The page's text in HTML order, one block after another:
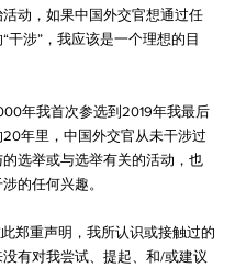
动，如果中国外交官想通过任
干涉”，我应该是一个理想的目
年我首次参选到2019年我最后
年里，中国外交官从未干涉过
选举或与选举有关的活动，也
的任何兴趣。
重声明，我所认识或接触过的
有对我尝试、提起、和/或建议